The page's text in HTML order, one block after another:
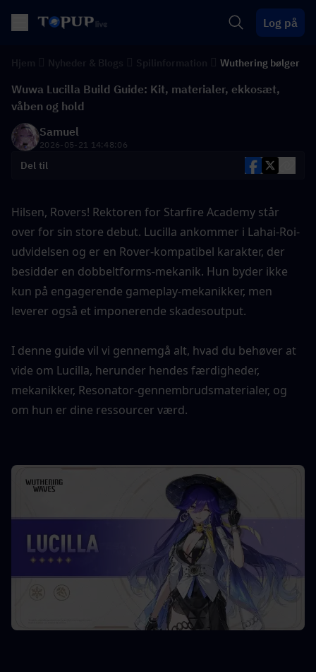
Log på
Wuthering bølger
Wuwa Lucilla Build Guide: Kit, materialer, ekkosæt,
våben og hold
Samuel
2026-05-21 14:48:06
Del til
Hilsen, Rovers! Rektoren for Starfire Academy står
over for sin store debut. Lucilla ankommer i Lahai-Roi-
udvidelsen og er en Rover-kompatibel karakter, der
besidder en dobbeltforms-mekanik. Hun byder ikke
kun på engagerende gameplay-mekanikker, men
leverer også et imponerende skadesoutput.
I denne guide vil vi gennemgå alt, hvad du behøver at
vide om Lucilla, herunder hendes færdigheder,
mekanikker, Resonator-gennembrudsmaterialer, og
om hun er dine ressourcer værd.